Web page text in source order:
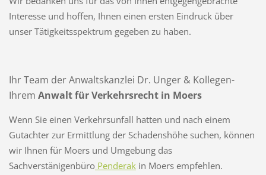
Interesse und hoffen, Ihnen einen ersten Eindruck über
unser Tätigkeitsspektrum gegeben zu haben.
Ihr Team der Anwaltskanzlei Dr. Unger & Kollegen-
Ihrem Anwalt für Verkehrsrecht in Moers
Wenn Sie einen Verkehrsunfall hatten und nach einem
Gutachter zur Ermittlung der Schadenshöhe suchen, können
wir Ihnen für Moers und Umgebung das
SachverstänigenbüroPenderakin Moers empfehlen.